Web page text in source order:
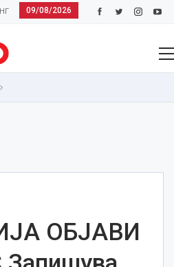
09/08/2026
ОБЈАВИ